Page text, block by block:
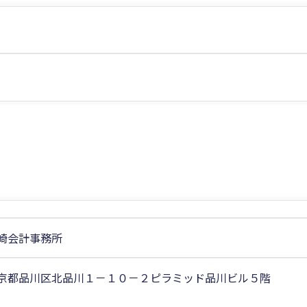
会計事務所
都品川区北品川１－１０－２ピラミッド品川ビル５階